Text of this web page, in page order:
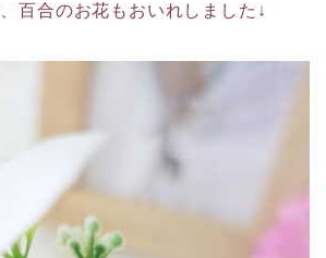
百合のお花もおいれしました↓